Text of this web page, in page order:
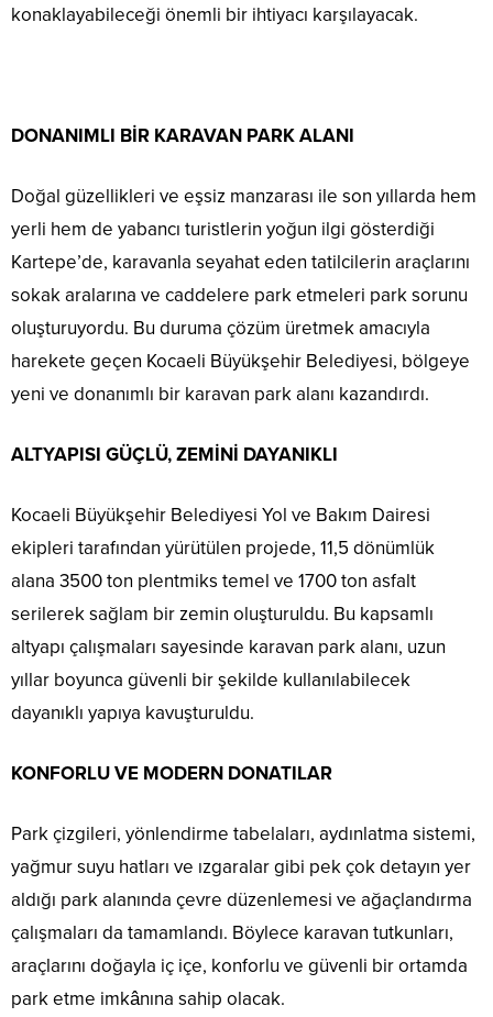
konaklayabileceği önemli bir ihtiyacı karşılayacak.
DONANIMLI BİR KARAVAN PARK ALANI
Doğal güzellikleri ve eşsiz manzarası ile son yıllarda hem
yerli hem de yabancı turistlerin yoğun ilgi gösterdiği
Kartepe’de, karavanla seyahat eden tatilcilerin araçlarını
sokak aralarına ve caddelere park etmeleri park sorunu
oluşturuyordu. Bu duruma çözüm üretmek amacıyla
harekete geçen Kocaeli Büyükşehir Belediyesi, bölgeye
yeni ve donanımlı bir karavan park alanı kazandırdı.
ALTYAPISI GÜÇLÜ, ZEMİNİ DAYANIKLI
Kocaeli Büyükşehir Belediyesi Yol ve Bakım Dairesi
ekipleri tarafından yürütülen projede, 11,5 dönümlük
alana 3500 ton plentmiks temel ve 1700 ton asfalt
serilerek sağlam bir zemin oluşturuldu. Bu kapsamlı
altyapı çalışmaları sayesinde karavan park alanı, uzun
yıllar boyunca güvenli bir şekilde kullanılabilecek
dayanıklı yapıya kavuşturuldu.
KONFORLU VE MODERN DONATILAR
Park çizgileri, yönlendirme tabelaları, aydınlatma sistemi,
yağmur suyu hatları ve ızgaralar gibi pek çok detayın yer
aldığı park alanında çevre düzenlemesi ve ağaçlandırma
çalışmaları da tamamlandı. Böylece karavan tutkunları,
araçlarını doğayla iç içe, konforlu ve güvenli bir ortamda
park etme imkânına sahip olacak.